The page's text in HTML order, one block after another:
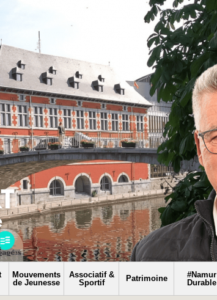
Mouvements
de Jeunesse
Associatif &
Sportif
Patrimoine
#Namur
Durable